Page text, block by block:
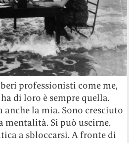
professionisti come me,
di loro è sempre quella.
anche la mia. Sono cresciuto
mentalità. Si può uscirne.
a sbloccarsi. A fronte di